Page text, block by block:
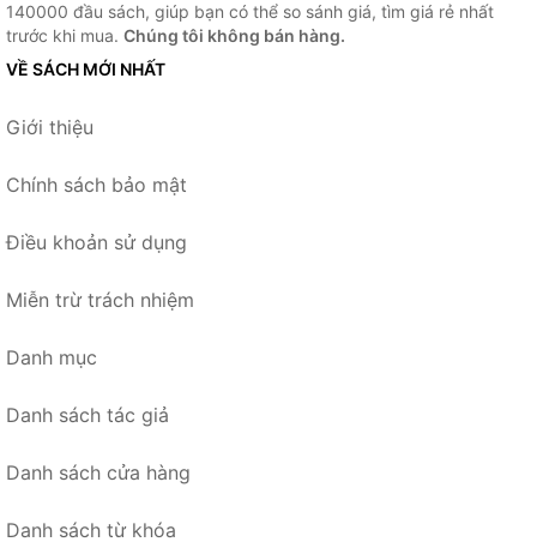
140000 đầu sách, giúp bạn có thể so sánh giá, tìm giá rẻ nhất
trước khi mua. Chúng tôi không bán hàng.
VỀ SÁCH MỚI NHẤT
Giới thiệu
Chính sách bảo mật
Điều khoản sử dụng
Miễn trừ trách nhiệm
Danh mục
Danh sách tác giả
Danh sách cửa hàng
Danh sách từ khóa